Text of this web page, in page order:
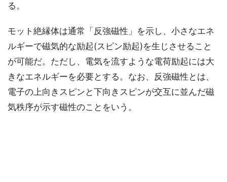
る。
モット絶縁体は通常「反強磁性」を示し、小さなエネ
ルギーで磁気的な励起(スピン励起)を生じさせること
が可能だ。ただし、電気を流すような電荷励起には大
きなエネルギーを必要とする。なお、反強磁性とは、
電子の上向きスピンと下向きスピンが交互に並んだ磁
気秩序が示す磁性のことをいう。